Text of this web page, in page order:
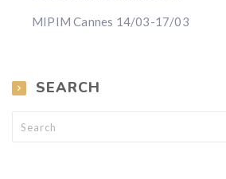
MIPIM Cannes 14/03-17/03
SEARCH